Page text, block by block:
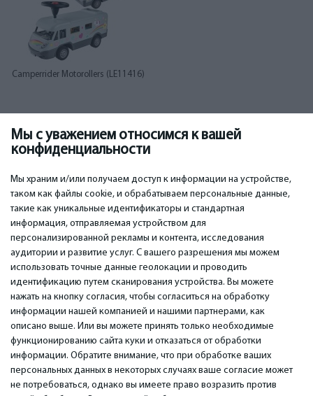
Мы с уважением относимся к вашей
конфиденциальности
Мы храним и/или получаем доступ к информации на устройстве,
таком как файлы cookie, и обрабатываем персональные данные,
такие как уникальные идентификаторы и стандартная
информация, отправляемая устройством для
персонализированной рекламы и контента, исследования
аудитории и развитие услуг. С вашего разрешения мы можем
использовать точные данные геолокации и проводить
идентификацию путем сканирования устройства. Вы можете
нажать на кнопку согласия, чтобы согласиться на обработку
информации нашей компанией и нашими партнерами, как
описано выше. Или вы можете принять только необходимые
функционированию сайта куки и отказаться от обработки
информации. Обратите внимание, что при обработке ваших
персональных данных в некоторых случаях ваше согласие может
не потребоваться, однако вы имеете право возразить против
Camperrider Motorollers (LE11416)
83.00€
ВАЖНОЕ
Сервисные центры
Гарантия
Условия использования
Политика
конфиденциальности
Контакты
Дистанционный договор
КОНТАКТЫ
Тел. +371 67296734
Моб. +371 27725222
WhatsApp +371 27725222
Краста 89, Рига, Латвия